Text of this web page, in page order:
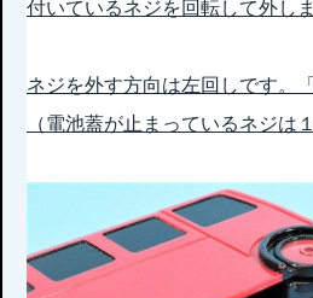
付いているネジを回転して外しま
ネジを外す方向は左回しです。
（電池蓋が止まっているネジは